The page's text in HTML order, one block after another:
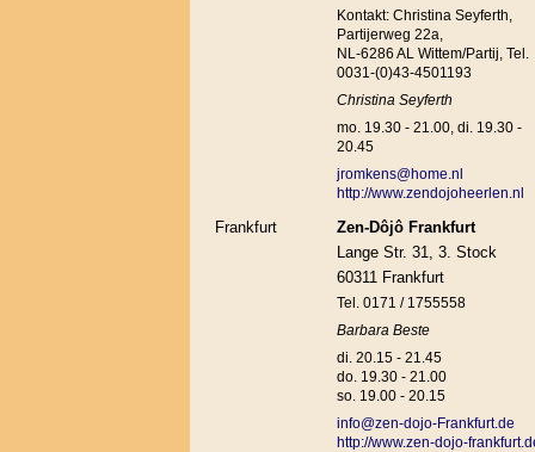
Kontakt: Christina Seyferth,
Partijerweg 22a,
NL-6286 AL Wittem/Partij, Tel.
0031-(0)43-4501193
Christina Seyferth
mo. 19.30 - 21.00, di. 19.30 -
20.45
jromkens@home.nl
http://www.zendojoheerlen.nl
Frankfurt
Zen-Dôjô Frankfurt
Lange Str. 31, 3. Stock
60311 Frankfurt
Tel. 0171 / 1755558
Barbara Beste
di. 20.15 - 21.45
do. 19.30 - 21.00
so. 19.00 - 20.15
info@zen-dojo-Frankfurt.de
http://www.zen-dojo-